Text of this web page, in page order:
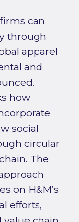
can
through
apparel
and
how
social
circular
The
on H&M’s
efforts,